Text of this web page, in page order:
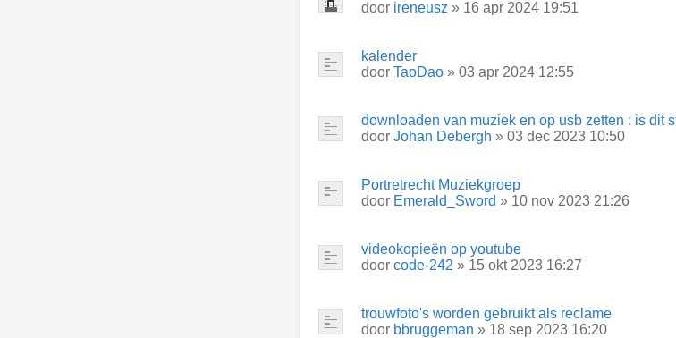
door ireneusz » 16 apr 2024 19:51
kalender
door TaoDao » 03 apr 2024 12:55
downloaden van muziek en op usb zetten : is dit
door Johan Debergh » 03 dec 2023 10:50
Portretrecht Muziekgroep
door Emerald_Sword » 10 nov 2023 21:26
videokopieën op youtube
door code-242 » 15 okt 2023 16:27
trouwfoto's worden gebruikt als reclame
door bbruggeman » 18 sep 2023 16:20